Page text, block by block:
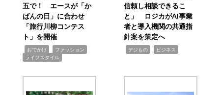
五で！ エースが「か
ばんの日」に合わせ
「旅行川柳コンテス
ト」を開催
おでかけ ファッション
ライフスタイル
信頼し相談できるこ
と」 ロジカがAI事業
者と導入機関の共通指
針案を策定へ
デジもの ビジネス